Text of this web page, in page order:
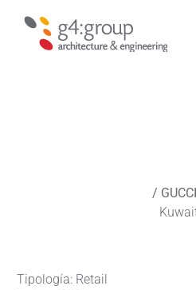
contenido
/
Tipología: Retail